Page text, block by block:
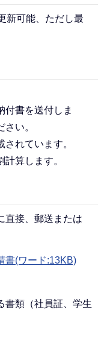
新可能、ただし最
付書を送付しま
い。
れています。
算します。
直接、郵送または
書(ワード:13KB)
書類（社員証、学生